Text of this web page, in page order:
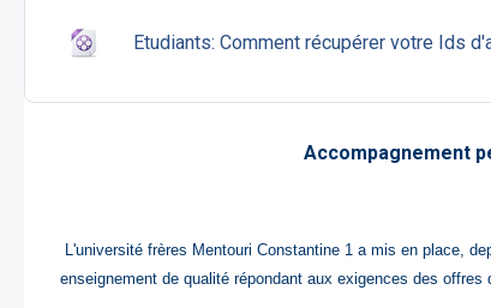
Etudiants: Comment récupérer votre Ids
Accompagnement
L'université frères Mentouri Constantine 1 a mis en place,
enseignement de qualité répondant aux exigences des offres